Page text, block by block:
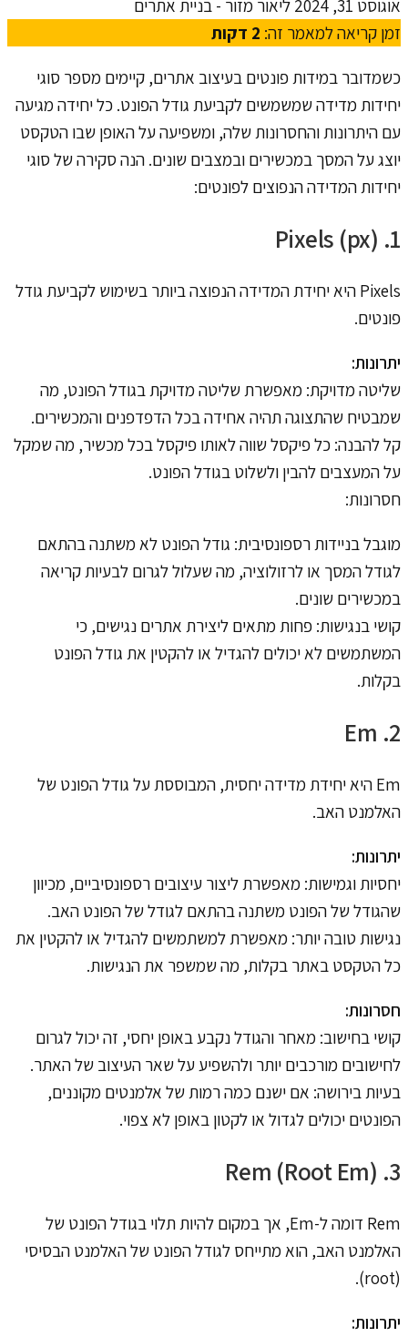
אוגוסט 31, 2024
ליאור מזור - בניית אתרים
זמן קריאה למאמר זה: 2 דקות
כשמדובר במידות פונטים בעיצוב אתרים, קיימים מספר סוגי
יחידות מדידה שמשמשים לקביעת גודל הפונט. כל יחידה מגיעה
עם היתרונות והחסרונות שלה, ומשפיעה על האופן שבו הטקסט
יוצג על המסך במכשירים ובמצבים שונים. הנה סקירה של סוגי
יחידות המדידה הנפוצים לפונטים:
1. Pixels (px)
Pixels היא יחידת המדידה הנפוצה ביותר בשימוש לקביעת גודל
פונטים.
יתרונות:
שליטה מדויקת: מאפשרת שליטה מדויקת בגודל הפונט, מה
שמבטיח שהתצוגה תהיה אחידה בכל הדפדפנים והמכשירים.
קל להבנה: כל פיקסל שווה לאותו פיקסל בכל מכשיר, מה שמקל
על המעצבים להבין ולשלוט בגודל הפונט.
חסרונות:
מוגבל בניידות רספונסיבית: גודל הפונט לא משתנה בהתאם
לגודל המסך או לרזולוציה, מה שעלול לגרום לבעיות קריאה
במכשירים שונים.
קושי בנגישות: פחות מתאים ליצירת אתרים נגישים, כי
המשתמשים לא יכולים להגדיל או להקטין את גודל הפונט
בקלות.
2. Em
Em היא יחידת מדידה יחסית, המבוססת על גודל הפונט של
האלמנט האב.
יתרונות:
יחסיות וגמישות: מאפשרת ליצור עיצובים רספונסיביים, מכיוון
שהגודל של הפונט משתנה בהתאם לגודל של הפונט האב.
נגישות טובה יותר: מאפשרת למשתמשים להגדיל או להקטין את
כל הטקסט באתר בקלות, מה שמשפר את הנגישות.
חסרונות:
קושי בחישוב: מאחר והגודל נקבע באופן יחסי, זה יכול לגרום
לחישובים מורכבים יותר ולהשפיע על שאר העיצוב של האתר.
בעיות בירושה: אם ישנם כמה רמות של אלמנטים מקוננים,
הפונטים יכולים לגדול או לקטון באופן לא צפוי.
3. Rem (Root Em)
Rem דומה ל-Em, אך במקום להיות תלוי בגודל הפונט של
האלמנט האב, הוא מתייחס לגודל הפונט של האלמנט הבסיסי
(root).
יתרונות: